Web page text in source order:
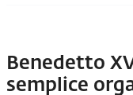
Benedetto
semplice